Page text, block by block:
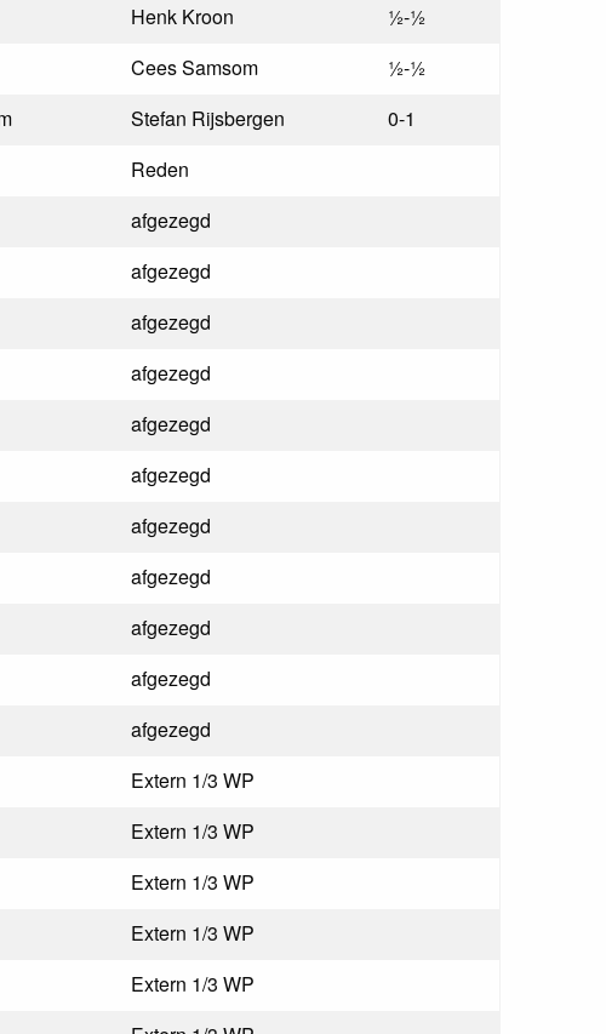
Henk Kroon
½-½
Cees Samsom
½-½
Stefan Rijsbergen
0-1
Reden
afgezegd
afgezegd
afgezegd
afgezegd
afgezegd
afgezegd
afgezegd
afgezegd
afgezegd
afgezegd
afgezegd
Extern 1/3 WP
Extern 1/3 WP
Extern 1/3 WP
Extern 1/3 WP
Extern 1/3 WP